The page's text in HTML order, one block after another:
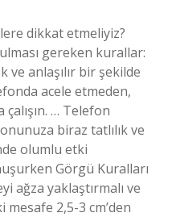
dikkat etmeliyiz?
gereken kurallar:
ve anlaşılır bir şekilde
acele etmeden,
… Telefon
biraz tatlılık ve
olumlu etki
Görgü Kuralları
ağza yaklaştırmalı ve
2,5-3 cm’den